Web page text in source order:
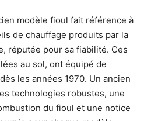
modèle fioul fait référence à
de chauffage produits par la
réputée pour sa fiabilité. Ces
au sol, ont équipé de
les années 1970. Un ancien
technologies robustes, une
du fioul et une notice